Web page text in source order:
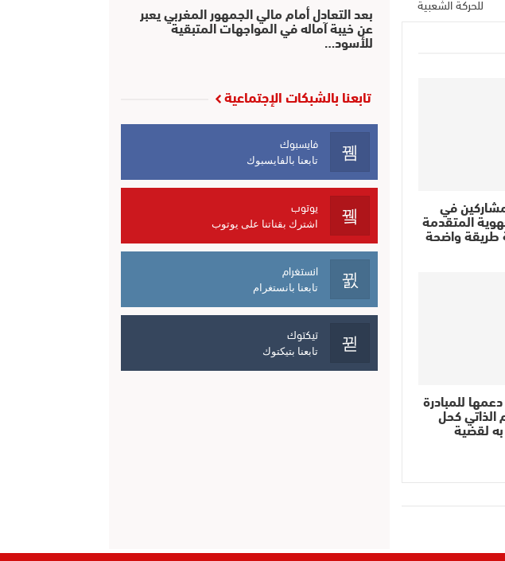
في
2 للجهوية المتقدمة
طريقة واضحة
للمبادرة
الذاتي كحل
لقضية
بعد التعادل أمام مالي الجمهور المغربي يعبر
عن خيبة آماله في المواجهات المتبقية
للأسود…
تابعنا بالشبكات الإجتماعية
فايسبوك
تابعنا بالفايسبوك
يوتوب
اشترك بقناتنا على يوتوب
انستغرام
تابعنا بانستغرام
تيكتوك
تابعنا بتيكتوك